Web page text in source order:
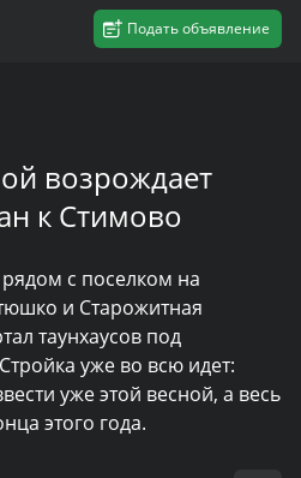
Подать объявление
возрождает
к Стимово
с поселком на
и Старожитная
таунхаусов под
уже во всю идет:
уже этой весной, а весь
этого года.